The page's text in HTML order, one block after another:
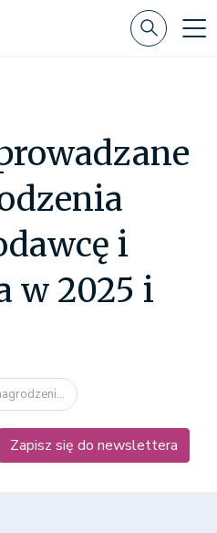
i
w 2025 i
Zapisz się do newslettera